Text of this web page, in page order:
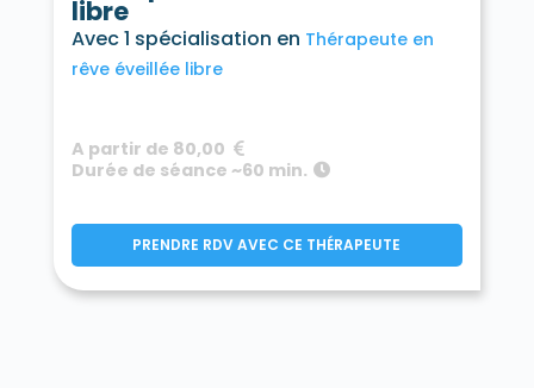
libre
Avec 1 spécialisation en Thérapeute en
rêve éveillée libre
A partir de 80,00
Durée de séance ~60 min.
PRENDRE RDV AVEC CE THÉRAPEUTE